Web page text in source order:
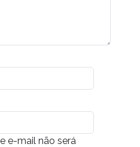
e-mail não será